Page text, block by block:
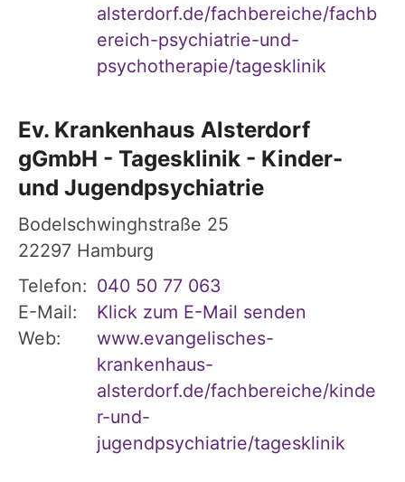
alsterdorf.de/fachbereiche/fachb
ereich-psychiatrie-und-
psychotherapie/tagesklinik
Ev. Krankenhaus Alsterdorf
gGmbH - Tagesklinik - Kinder-
und Jugendpsychiatrie
Bodelschwinghstraße 25
22297 Hamburg
Telefon: 040 50 77 063
E-Mail:
Klick zum E-Mail senden
Web:
www.evangelisches-
krankenhaus-
alsterdorf.de/fachbereiche/kinde
r-und-
jugendpsychiatrie/tagesklinik